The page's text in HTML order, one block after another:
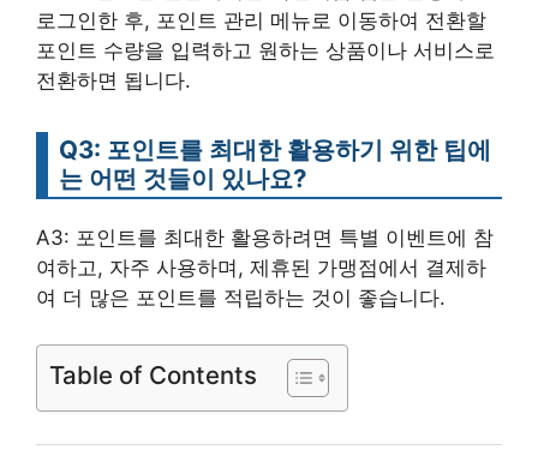
로그인한 후, 포인트 관리 메뉴로 이동하여 전환할
포인트 수량을 입력하고 원하는 상품이나 서비스로
전환하면 됩니다.
Q3: 포인트를 최대한 활용하기 위한 팁에
는 어떤 것들이 있나요?
A3: 포인트를 최대한 활용하려면 특별 이벤트에 참
여하고, 자주 사용하며, 제휴된 가맹점에서 결제하
여 더 많은 포인트를 적립하는 것이 좋습니다.
Table of Contents